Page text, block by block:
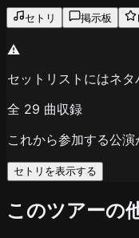
セトリ 掲示板
⚠️
セットリストにはネ
全 29 曲収録
これから参加する公
セトリを表示する
このツアーの